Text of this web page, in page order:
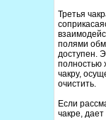
Третья
полями
доступен.
полностью
чакру,
очистить.
Если
чакре,